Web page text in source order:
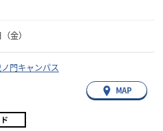
金）
門キャンパス
MAP